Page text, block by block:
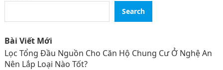
Search
Bài Viết Mới
Lọc Tổng Đầu Nguồn Cho Căn Hộ Chung Cư Ở Nghệ An
Nên Lắp Loại Nào Tốt?